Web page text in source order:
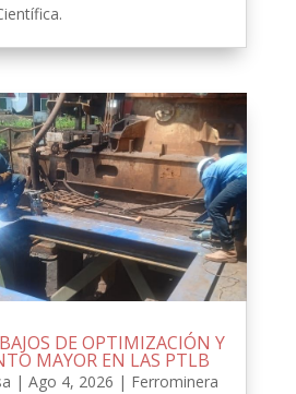
DE OPTIMIZACIÓN Y
MAYOR EN LAS PTLB
| Ago 4, 2026 | Ferrominera